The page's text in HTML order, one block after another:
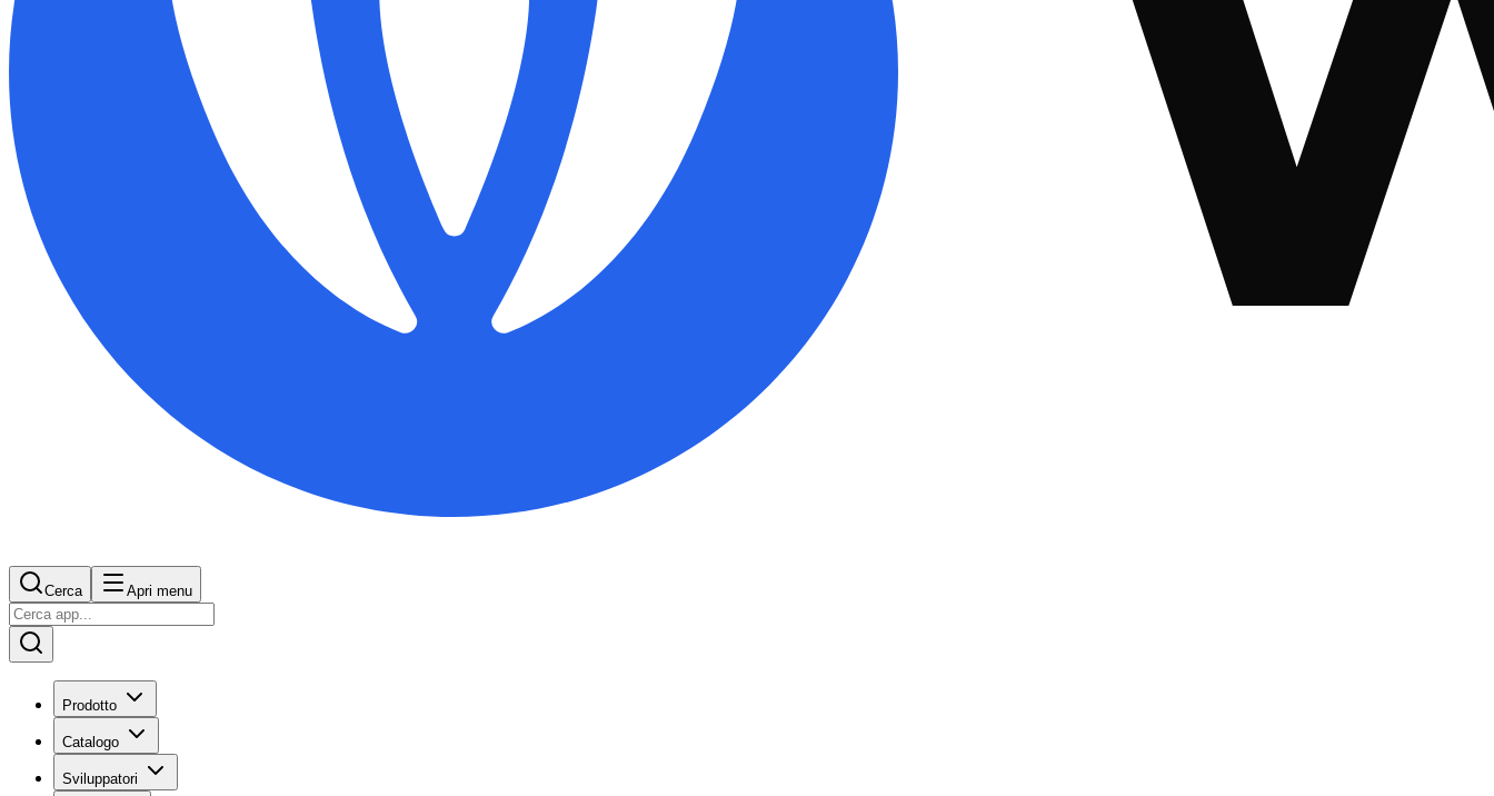
Cerca Apri menu
Prodotto
Catalogo
Sviluppatori